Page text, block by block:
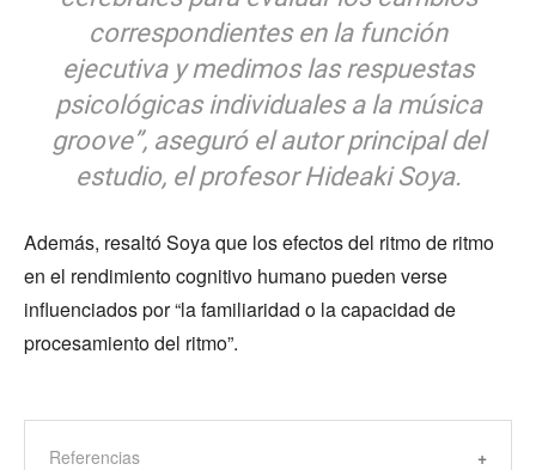
correspondientes en la función
ejecutiva y medimos las respuestas
psicológicas individuales a la música
groove”, aseguró el autor principal del
estudio, el profesor Hideaki Soya.
Además, resaltó Soya que los efectos del ritmo de ritmo
en el rendimiento cognitivo humano pueden verse
influenciados por “la familiaridad o la capacidad de
procesamiento del ritmo”.
Referencias